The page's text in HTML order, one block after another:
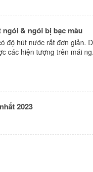
& ngói bị bạc màu
độ hút nước rất đơn giản.
các hiện tượng trên mái
2023